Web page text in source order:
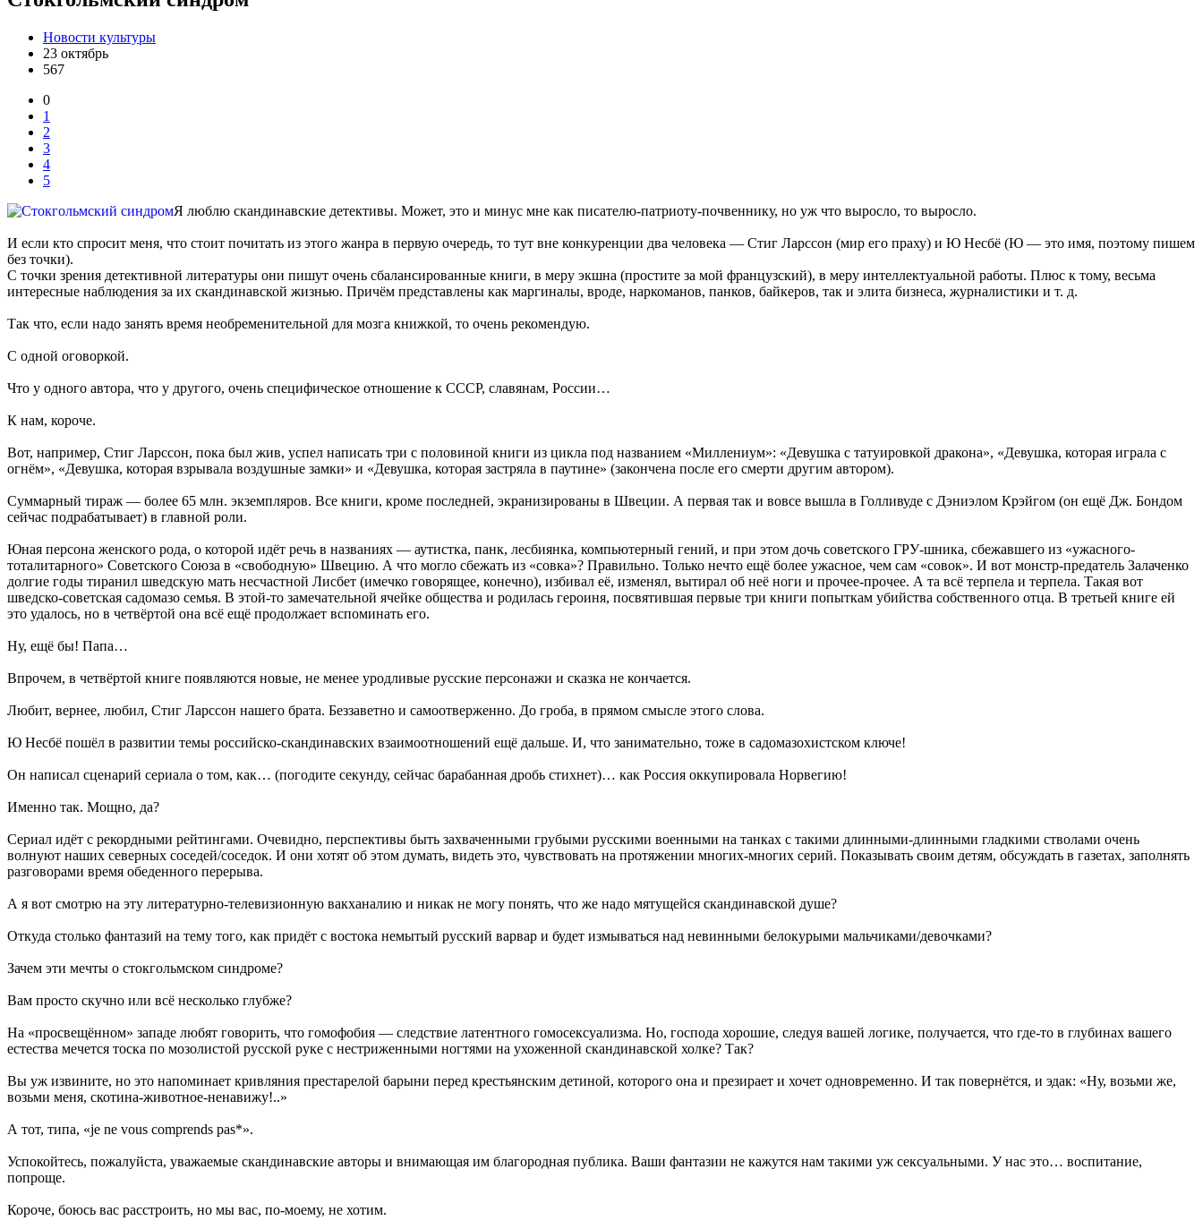
Новости культуры
23 октябрь
567
0
1
2
3
4
5
Я люблю скандинавские детективы. Может, это и минус мне как писателю-патриоту-почвеннику, но уж что выросло, то выросло.
И если кто спросит меня, что стоит почитать из этого жанра в первую очередь, то тут вне конкуренции два человека — Стиг Ларссон (мир его праху) и Ю Несбё (Ю — это имя, поэтому пишем
без точки).
С точки зрения детективной литературы они пишут очень сбалансированные книги, в меру экшна (простите за мой французский), в меру интеллектуальной работы. Плюс к тому, весьма
интересные наблюдения за их скандинавской жизнью. Причём представлены как маргиналы, вроде, наркоманов, панков, байкеров, так и элита бизнеса, журналистики и т. д.
Так что, если надо занять время необременительной для мозга книжкой, то очень рекомендую.
С одной оговоркой.
Что у одного автора, что у другого, очень специфическое отношение к СССР, славянам, России…
К нам, короче.
Вот, например, Стиг Ларссон, пока был жив, успел написать три с половиной книги из цикла под названием «Миллениум»: «Девушка с татуировкой дракона», «Девушка, которая играла с
огнём», «Девушка, которая взрывала воздушные замки» и «Девушка, которая застряла в паутине» (закончена после его смерти другим автором).
Суммарный тираж — более 65 млн. экземпляров. Все книги, кроме последней, экранизированы в Швеции. А первая так и вовсе вышла в Голливуде с Дэниэлом Крэйгом (он ещё Дж. Бондом
сейчас подрабатывает) в главной роли.
Юная персона женского рода, о которой идёт речь в названиях — аутистка, панк, лесбиянка, компьютерный гений, и при этом дочь советского ГРУ-шника, сбежавшего из «ужасного-
тоталитарного» Советского Союза в «свободную» Швецию. А что могло сбежать из «совка»? Правильно. Только нечто ещё более ужасное, чем сам «совок». И вот монстр-предатель Залаченко
долгие годы тиранил шведскую мать несчастной Лисбет (имечко говорящее, конечно), избивал её, изменял, вытирал об неё ноги и прочее-прочее. А та всё терпела и терпела. Такая вот
шведско-советская садомазо семья. В этой-то замечательной ячейке общества и родилась героиня, посвятившая первые три книги попыткам убийства собственного отца. В третьей книге ей
это удалось, но в четвёртой она всё ещё продолжает вспоминать его.
Ну, ещё бы! Папа…
Впрочем, в четвёртой книге появляются новые, не менее уродливые русские персонажи и сказка не кончается.
Любит, вернее, любил, Стиг Ларссон нашего брата. Беззаветно и самоотверженно. До гроба, в прямом смысле этого слова.
Ю Несбё пошёл в развитии темы российско-скандинавских взаимоотношений ещё дальше. И, что занимательно, тоже в садомазохистском ключе!
Он написал сценарий сериала о том, как… (погодите секунду, сейчас барабанная дробь стихнет)… как Россия оккупировала Норвегию!
Именно так. Мощно, да?
Сериал идёт с рекордными рейтингами. Очевидно, перспективы быть захваченными грубыми русскими военными на танках с такими длинными-длинными гладкими стволами очень
волнуют наших северных соседей/соседок. И они хотят об этом думать, видеть это, чувствовать на протяжении многих-многих серий. Показывать своим детям, обсуждать в газетах, заполнять
разговорами время обеденного перерыва.
А я вот смотрю на эту литературно-телевизионную вакханалию и никак не могу понять, что же надо мятущейся скандинавской душе?
Откуда столько фантазий на тему того, как придёт с востока немытый русский варвар и будет измываться над невинными белокурыми мальчиками/девочками?
Зачем эти мечты о стокгольмском синдроме?
Вам просто скучно или всё несколько глубже?
На «просвещённом» западе любят говорить, что гомофобия — следствие латентного гомосексуализма. Но, господа хорошие, следуя вашей логике, получается, что где-то в глубинах вашего
естества мечется тоска по мозолистой русской руке с нестриженными ногтями на ухоженной скандинавской холке? Так?
Вы уж извините, но это напоминает кривляния престарелой барыни перед крестьянским детиной, которого она и презирает и хочет одновременно. И так повернётся, и эдак: «Ну, возьми же,
возьми меня, скотина-животное-ненавижу!..»
А тот, типа, «je ne vous comprends pas*».
Успокойтесь, пожалуйста, уважаемые скандинавские авторы и внимающая им благородная публика. Ваши фантазии не кажутся нам такими уж сексуальными. У нас это… воспитание,
попроще.
Короче, боюсь вас расстроить, но мы вас, по-моему, не хотим.